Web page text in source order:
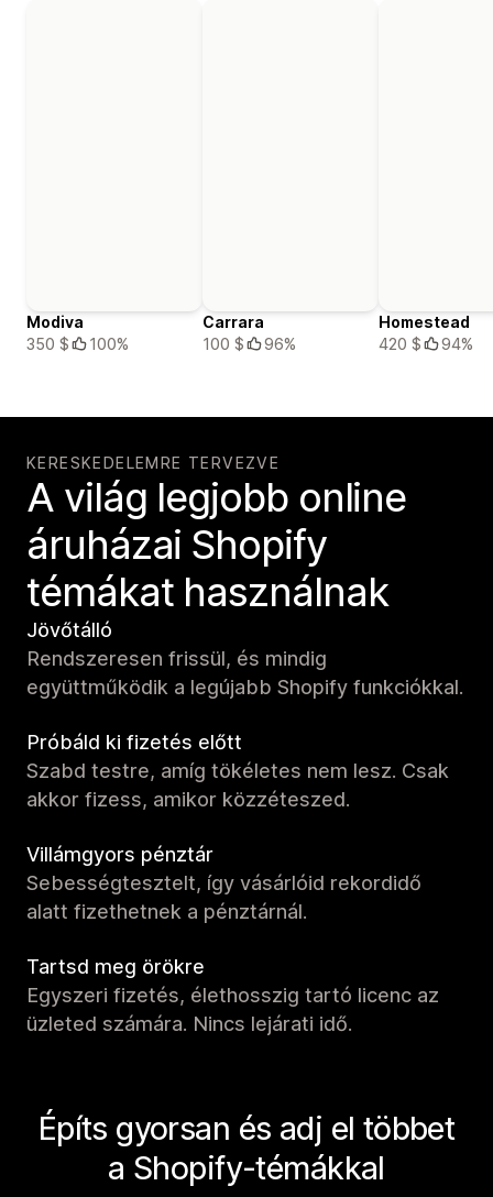
Modiva
350 $
100%
Carrara
100 $
96%
Homestead
420 $
94%
KERESKEDELEMRE TERVEZVE
A világ legjobb online
áruházai Shopify
témákat használnak
Jövőtálló
Rendszeresen frissül, és mindig
együttműködik a legújabb Shopify funkciókkal.
Próbáld ki fizetés előtt
Szabd testre, amíg tökéletes nem lesz. Csak
akkor fizess, amikor közzéteszed.
Villámgyors pénztár
Sebességtesztelt, így vásárlóid rekordidő
alatt fizethetnek a pénztárnál.
Tartsd meg örökre
Egyszeri fizetés, élethosszig tartó licenc az
üzleted számára. Nincs lejárati idő.
Építs gyorsan és adj el többet
a Shopify-témákkal